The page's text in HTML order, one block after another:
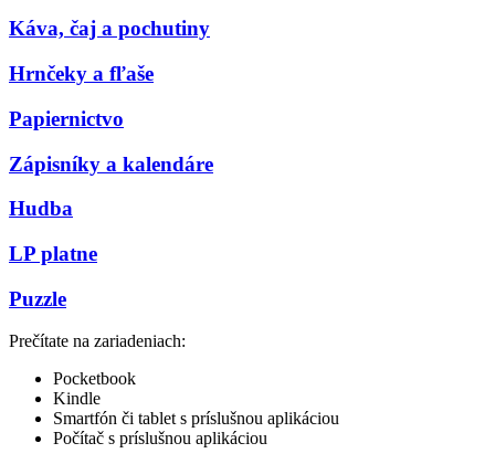
Káva, čaj a pochutiny
Hrnčeky a fľaše
Papiernictvo
Zápisníky a kalendáre
Hudba
LP platne
Puzzle
Prečítate na zariadeniach:
Pocketbook
Kindle
Smartfón či tablet s príslušnou aplikáciou
Počítač s príslušnou aplikáciou